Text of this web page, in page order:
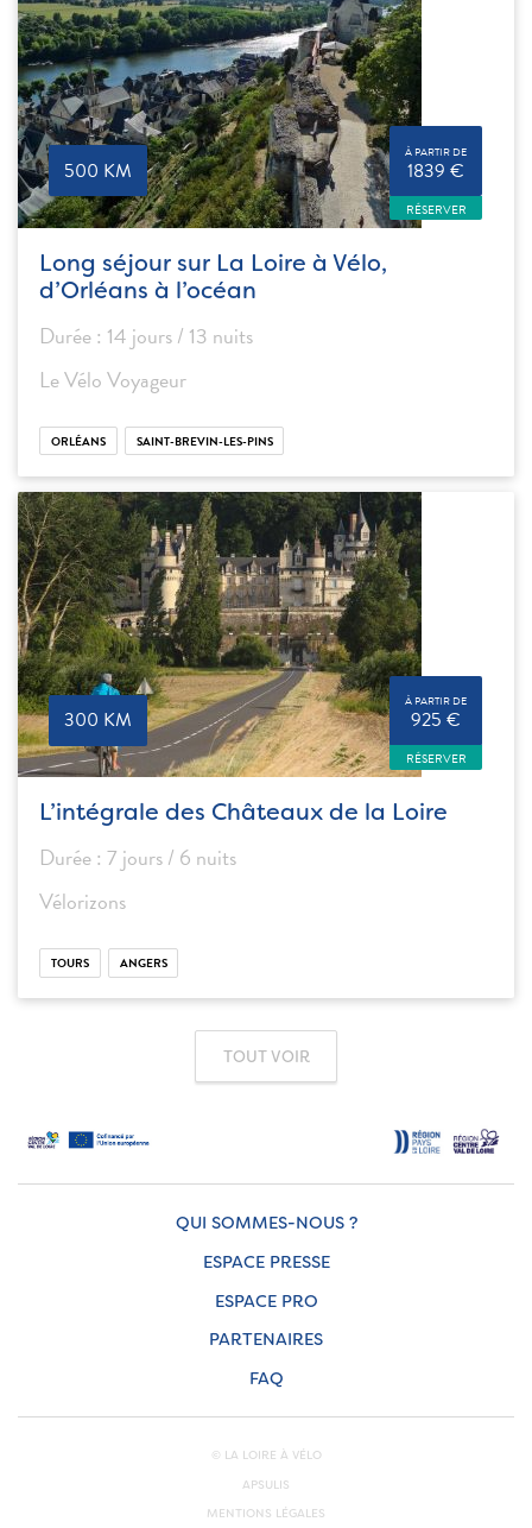
500 KM
À PARTIR DE
1839 €
RÉSERVER
Long séjour sur La Loire à Vélo,
d’Orléans à l’océan
Durée : 14 jours / 13 nuits
Le Vélo Voyageur
ORLÉANS SAINT-BREVIN-LES-PINS
300 KM
À PARTIR DE
925 €
RÉSERVER
L’intégrale des Châteaux de la Loire
Durée : 7 jours / 6 nuits
Vélorizons
TOURS ANGERS
TOUT VOIR
QUI SOMMES-NOUS ?
ESPACE PRESSE
ESPACE PRO
PARTENAIRES
FAQ
© LA LOIRE À VÉLO
APSULIS
MENTIONS LÉGALES